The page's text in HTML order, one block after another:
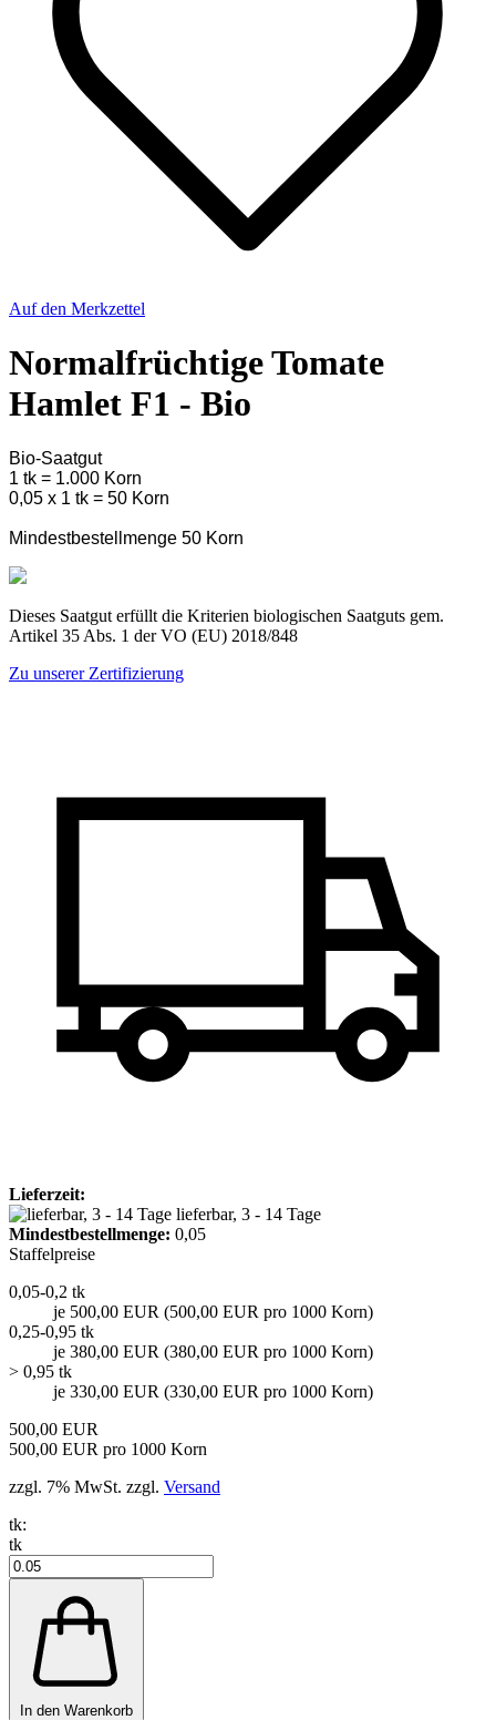
Auf den Merkzettel
Normalfrüchtige Tomate
Hamlet F1 - Bio
Bio-Saatgut
1 tk = 1.000 Korn
0,05 x 1 tk = 50 Korn
Mindestbestellmenge 50 Korn
Dieses Saatgut erfüllt die Kriterien biologischen Saatguts gem.
Artikel 35 Abs. 1 der VO (EU) 2018/848
Zu unserer Zertifizierung
Lieferzeit:
lieferbar, 3 - 14 Tage
Mindest­bestellmenge: 0,05
Staffelpreise
0,05-0,2 tk
je 500,00 EUR (500,00 EUR pro 1000 Korn)
0,25-0,95 tk
je 380,00 EUR (380,00 EUR pro 1000 Korn)
> 0,95 tk
je 330,00 EUR (330,00 EUR pro 1000 Korn)
500,00 EUR
500,00 EUR pro 1000 Korn
zzgl. 7% MwSt. zzgl. Versand
tk:
tk
In den Warenkorb